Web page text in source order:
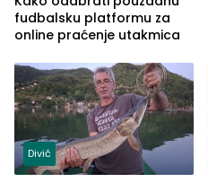
fudbalsku platformu za
online praćenje utakmica
Divič